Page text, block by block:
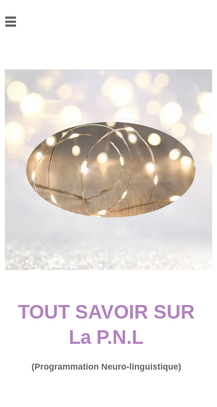
TOUT SAVOIR SUR
La P.N.L
(Programmation Neuro-linguistique)
Accueil
L’association
Contact